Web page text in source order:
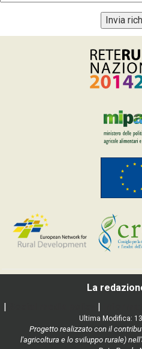
La
|
|
Ultima Modifica:
Progetto realizzato con il
l'agricoltura e lo sviluppo rurale)